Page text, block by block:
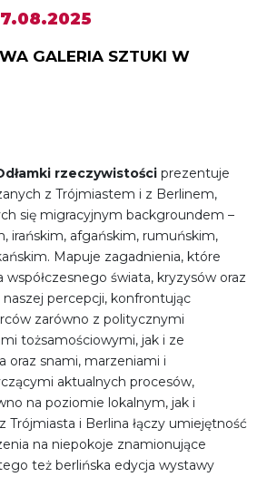
GALERIA SZTUKI W
rzeczywistości prezentuje
z Trójmiastem i z Berlinem,
się migracyjnym backgroundem –
irańskim, afgańskim, rumuńskim,
Mapuje zagadnienia, które
świata, kryzysów oraz
percepcji, konfrontując
zarówno z politycznymi
tożsamościowymi, jak i ze
oraz snami, marzeniami i
aktualnych procesów,
na poziomie lokalnym, jak i
Trójmiasta i Berlina łączy umiejętność
na niepokoje znamionujące
też berlińska edycja wystawy